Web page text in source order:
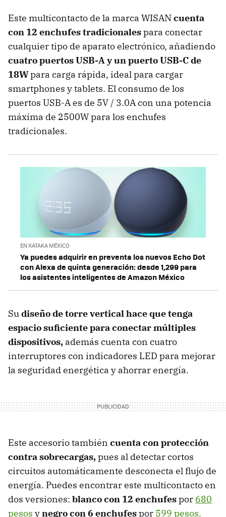
Este multicontacto de la marca WISANcuenta
con 12 enchufes tradicionalespara conectar
cualquier tipo de aparato electrónico, añadiendo
cuatro puertos USB-A y un puerto USB-C de
18Wpara carga rápida, ideal para cargar
smartphones y tablets. El consumo de los
puertos USB-A es de 5V / 3.0A con una potencia
máxima de 2500W para los enchufes
tradicionales.
EN XATAKA MÉXICO
Ya puedes adquirir en preventa los nuevos Echo Dot
con Alexa de quinta generación: desde 1,299 para
los asistentes inteligentes de Amazon México
Sudiseño de torre vertical hace que tenga
espacio suficiente para conectar múltiples
dispositivos, además cuenta con cuatro
interruptores con indicadores LED para mejorar
la seguridad energética y ahorrar energía.
Este accesorio también cuenta con protección
contra sobrecargas,pues al detectar cortos
circuitos automáticamente desconecta el flujo de
energía. Puedes encontrar este multicontacto en
dos versiones: blanco con 12 enchufespor 680
pesos ynegro con 6 enchufespor 599 pesos.